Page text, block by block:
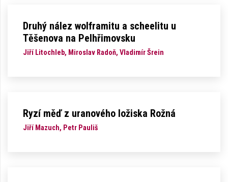
Druhý nález wolframitu a scheelitu u
Těšenova na Pelhřimovsku
Jiří Litochleb, Miroslav Radoň, Vladimír Šrein
Ryzí měď z uranového ložiska Rožná
Jiří Mazuch, Petr Pauliš